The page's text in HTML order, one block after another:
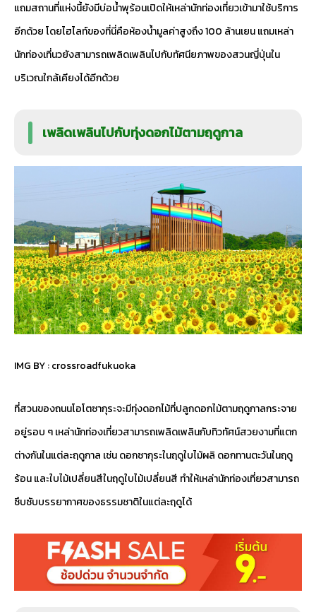
แถมสถานที่แห่งนี้ยังมีบ่อน้ำพุร้อนเปิดให้เหล่านักท่องเที่ยวเข้ามาใช้บริการ
อีกด้วย โดยไฮไลท์ของที่นี่คือห้องน้ำมูลค่าสูงถึง 100 ล้านเยน แถมเหล่า
นักท่องเที่นวยังสามารถเพลิดเพลินไปกับทัศนียภาพของสวนญี่ปุ่นใน
บริเวณใกล้เคียงได้อีกด้วย
เพลิดเพลินไปกับทุ่งดอกไม้ตามฤดูกาล
IMG BY :crossroadfukuoka
ที่สวนของถนนโอโตซากุระจะมีทุ่งดอกไม้ที่ปลูกดอกไม้ตามฤดูกาลกระจาย
อยู่รอบ ๆ เหล่านักท่องเที่ยวสามารถเพลิดเพลินกับทิวทัศน์สวยงามที่แตก
ต่างกันในแต่ละฤดูกาล เช่น ดอกซากุระในฤดูใบไม้ผลิ ดอกทานตะวันในฤดู
ร้อน และใบไม้เปลี่ยนสีในฤดูใบไม้เปลี่ยนสี ทำให้เหล่านักท่องเที่ยวสามารถ
ซึบซับบรรยากาศของธรรมชาติในแต่ละฤดูได้